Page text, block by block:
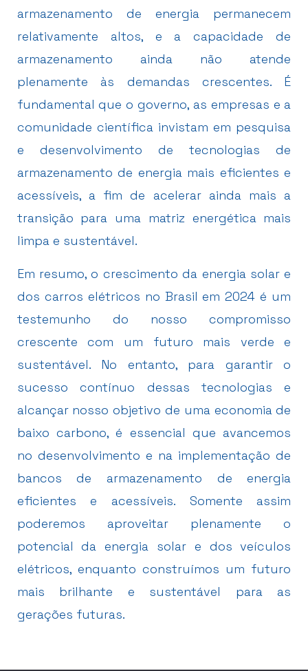
armazenamento de energia permanecem
relativamente altos, e a capacidade de
armazenamento ainda não atende
plenamente às demandas crescentes. É
fundamental que o governo, as empresas e a
comunidade científica invistam em pesquisa
e desenvolvimento de tecnologias de
armazenamento de energia mais eficientes e
acessíveis, a fim de acelerar ainda mais a
transição para uma matriz energética mais
limpa e sustentável.
Em resumo, o crescimento da energia solar e
dos carros elétricos no Brasil em 2024 é um
testemunho do nosso compromisso
crescente com um futuro mais verde e
sustentável. No entanto, para garantir o
sucesso contínuo dessas tecnologias e
alcançar nosso objetivo de uma economia de
baixo carbono, é essencial que avancemos
no desenvolvimento e na implementação de
bancos de armazenamento de energia
eficientes e acessíveis. Somente assim
poderemos aproveitar plenamente o
potencial da energia solar e dos veículos
elétricos, enquanto construímos um futuro
mais brilhante e sustentável para as
gerações futuras.